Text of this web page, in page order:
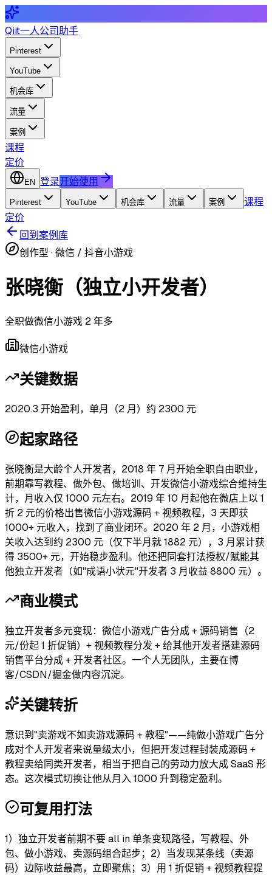
Qiit一人公司助手
Pinterest
YouTube
机会库
流量
案例
课程
定价
EN 登录开始使用
Pinterest YouTube 机会库 流量 案例
课程
定价
回到案例库
创作型 ·微信 / 抖音小游戏
张晓衡（独立小开发者）
全职做微信小游戏 2 年多
微信小游戏
关键数据
2020.3 开始盈利，单月（2 月）约 2300 元
起家路径
张晓衡是大龄个人开发者，2018 年 7 月开始全职自由职业，
前期靠写教程、做外包、做培训、开发微信小游戏综合维持生
计，月收入仅 1000 元左右。2019 年 10 月起他在微店上以 1
折 2 元的价格出售微信小游戏源码 + 视频教程，3 天即获
1000+ 元收入，找到了商业闭环。2020 年 2 月，小游戏相
关收入达到约 2300 元（仅下半月就 1882 元），3 月累计获
得 3500+ 元，开始稳步盈利。他还把同套打法授权/赋能其
他独立开发者（如"成语小状元"开发者 3 月收益 8800 元）。
商业模式
独立开发者多元变现：微信小游戏广告分成 + 源码销售（2
元/份起 1 折促销）+ 视频教程分发 + 给其他开发者搭建源码
销售平台分成 + 开发者社区。一个人无团队，主要在博
客/CSDN/掘金做内容沉淀。
关键转折
意识到"卖游戏不如卖游戏源码 + 教程"——纯做小游戏广告分
成对个人开发者来说量级太小，但把开发过程封装成源码 +
教程卖给同类开发者，相当于把自己的劳动力放大成 SaaS 形
态。这次模式切换让他从月入 1000 升到稳定盈利。
可复用打法
1）独立开发者前期不要 all in 单条变现路径，写教程、外
包、做小游戏、卖源码组合起步；2）当发现某条线（卖源
码）边际收益最高，立即聚焦；3）用 1 折促销 + 视频教程提